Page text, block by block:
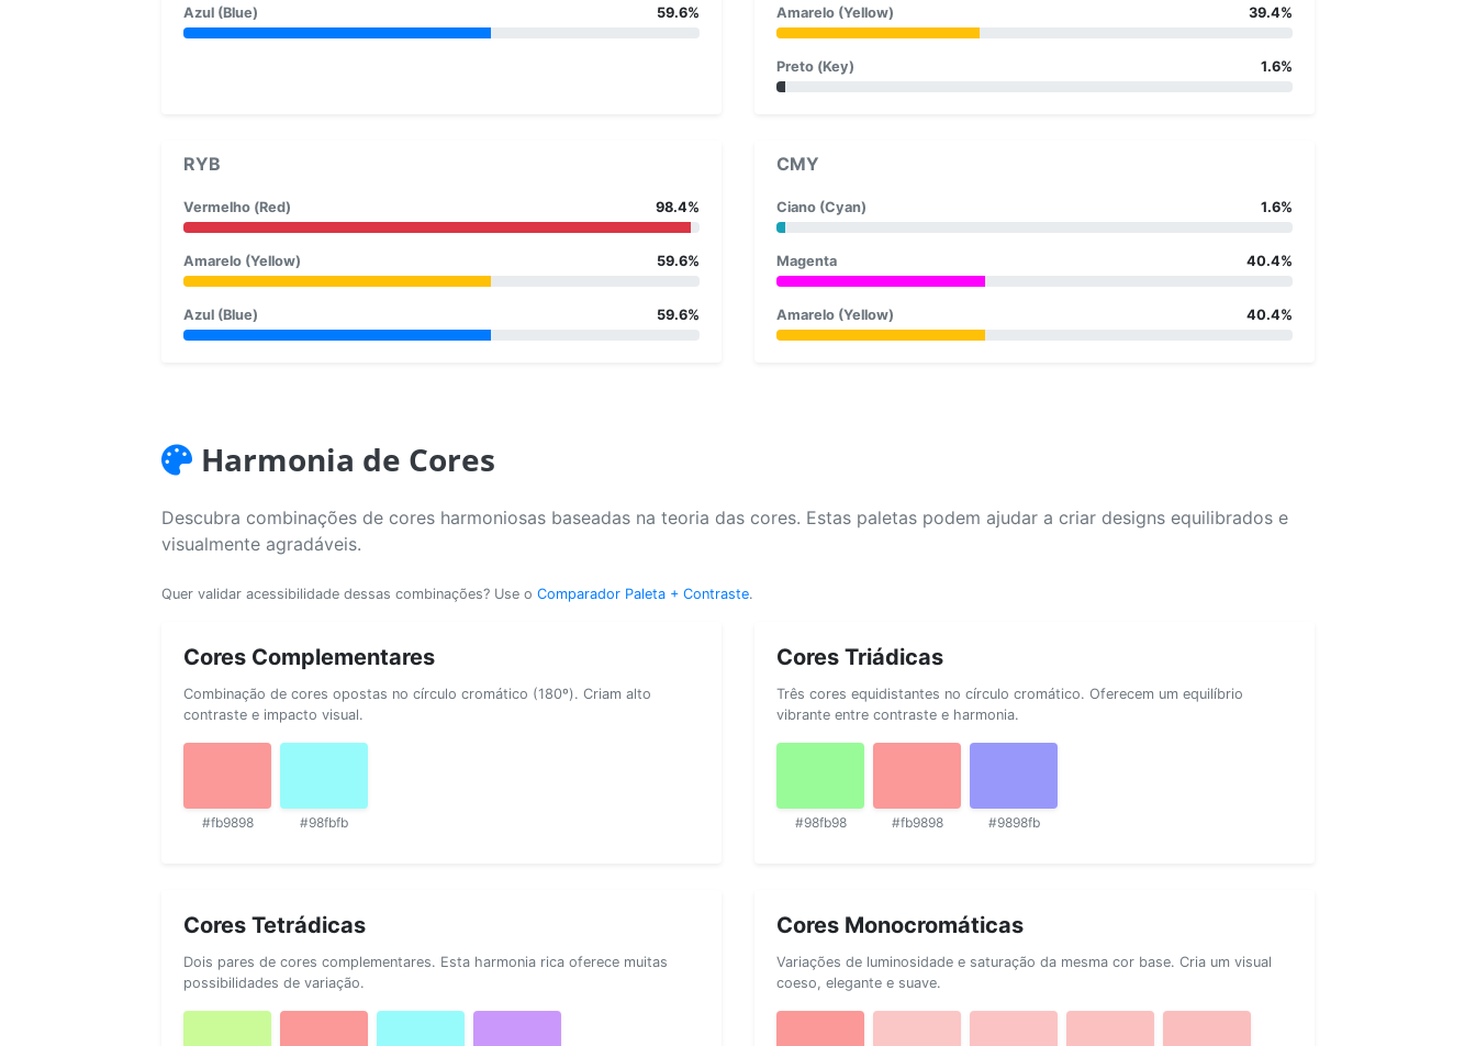
Azul (Blue) 59.6% Amarelo (Yellow) 39.4%
Preto (Key) 1.6%
RYB
Vermelho (Red) 98.4%
Amarelo (Yellow) 59.6%
Azul (Blue) 59.6%
CMY
Ciano (Cyan) 1.6%
Magenta 40.4%
Amarelo (Yellow) 40.4%
Harmonia de Cores
Descubra combinações de cores harmoniosas baseadas na teoria das cores. Estas paletas podem ajudar a criar designs equilibrados e
visualmente agradáveis.
Quer validar acessibilidade dessas combinações? Use o Comparador Paleta + Contraste.
Cores Complementares
Combinação de cores opostas no círculo cromático (180º). Criam alto
contraste e impacto visual.
#fb9898 #98fbfb
Cores Triádicas
Três cores equidistantes no círculo cromático. Oferecem um equilíbrio
vibrante entre contraste e harmonia.
#98fb98 #fb9898 #9898fb
Cores Tetrádicas
Dois pares de cores complementares. Esta harmonia rica oferece muitas
possibilidades de variação.
Cores Monocromáticas
Variações de luminosidade e saturação da mesma cor base. Cria um visual
coeso, elegante e suave.